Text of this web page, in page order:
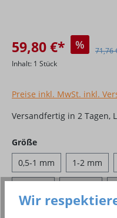
59,80 €* % 71,76
Inhalt: 1 Stück
Preise inkl. MwSt. inkl.
Versandfertig in 2 Tagen,
Größeauswählen
0,5-1 mm
1-2 mm
Wir